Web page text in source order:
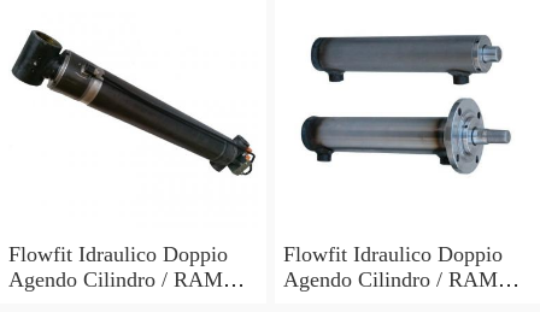
Flowfit Idraulico Doppio
Agendo Cilindro / RAM
Flowfit Idraulico Doppio
Agendo Cilindro / RAM